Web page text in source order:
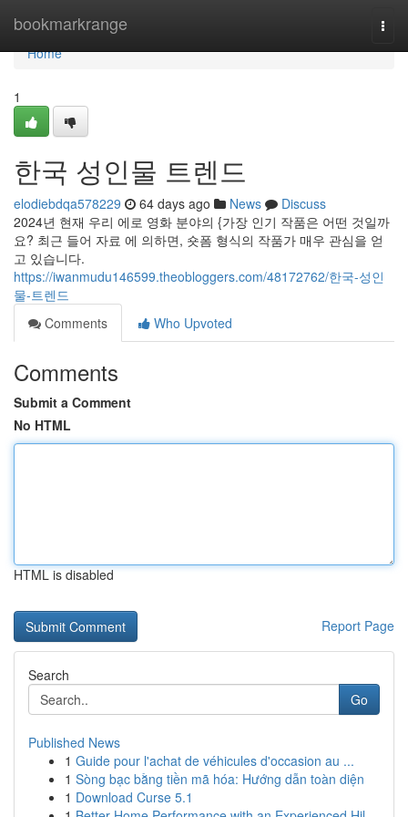
bookmarkrange
Home
Home
1
한국 성인물 트렌드
elodiebdqa578229 64 days ago News
Discuss
2024년 현재 우리 에로 영화 분야의 {가장 인기 작품은 어떤 것일까
요? 최근 들어 자료 에 의하면, 숏폼 형식의 작품가 매우 관심을 얻
고 있습니다.
https://iwanmudu146599.theobloggers.com/48172762/한국-성인
물-트렌드
Comments
Who Upvoted
Comments
Submit a Comment
No HTML
HTML is disabled
Report Page
Search
Go
Published News
1 Guide pour l'achat de véhicules d'occasion au ...
1 Sòng bạc bằng tiền mã hóa: Hướng dẫn toàn diện
1 Download Curse 5.1